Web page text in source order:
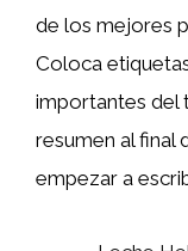
de los mejores
Coloca
importantes del
resumen al final
empezar a